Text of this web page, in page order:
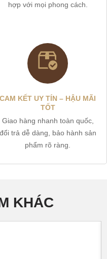
hợp với mọi phong cách.
CAM KẾT UY TÍN – HẬU MÃI
TỐT
Giao hàng nhanh toàn quốc,
đổi trả dễ dàng, bảo hành sản
phẩm rõ ràng.
KHÁC